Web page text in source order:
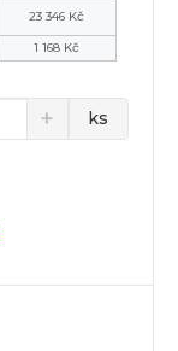
23 346 Kč
1 168 Kč
ks